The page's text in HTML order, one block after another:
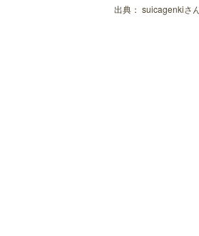
出典： suicagenkiさ